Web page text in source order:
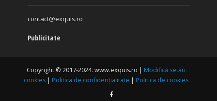
contact@exquis.ro
Publicitate
Copyright © 2017-2024. www.exquis.ro | Modifică setări
cookies | Politica de confidențialitate | Politica de cookies